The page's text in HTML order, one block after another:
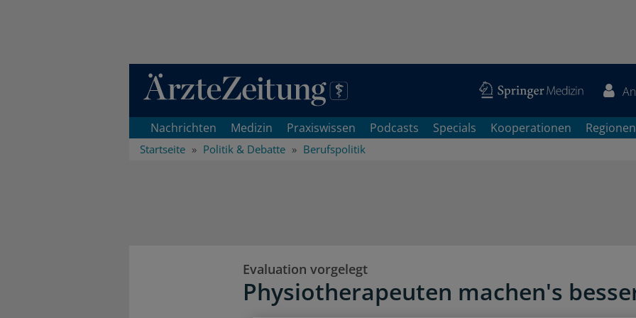
Direkt zum Inhaltsbereich
Nachrichten Medizin Praxiswissen Podcasts Specials Kooperationen Regionen
Startseite Politik & Debatte Berufspolitik
Evaluation vorgelegt
Physiotherapeuten machen's